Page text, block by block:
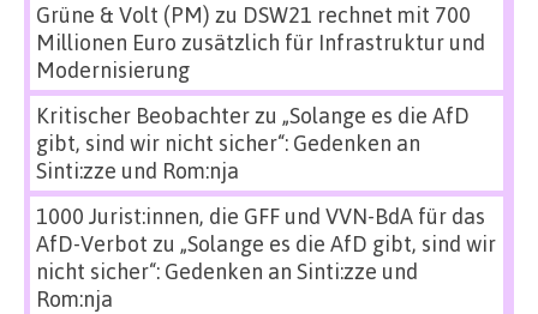
Grüne & Volt (PM) zu DSW21 rechnet mit 700
Millionen Euro zusätzlich für Infrastruktur und
Modernisierung
Kritischer Beobachterzu „Solange es die AfD
gibt, sind wir nicht sicher“: Gedenken an
Sinti:zze und Rom:nja
1000 Jurist:innen, die GFF und VVN-BdA für das
AfD-Verbot zu „Solange es die AfD gibt, sind wir
nicht sicher“: Gedenken an Sinti:zze und
Rom:nja